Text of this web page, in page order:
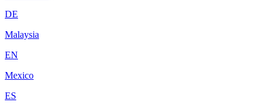
DE
Malaysia
EN
Mexico
ES